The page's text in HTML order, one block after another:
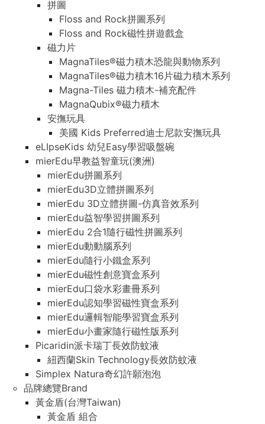
拼圖
Floss and Rock拼圖系列
Floss and Rock磁性拼遊戲盒
磁力片
MagnaTiles®磁力積木恐龍與動物系列
MagnaTiles®磁力積木16片磁力積木系列
Magna-Tiles 磁力積木-補充配件
MagnaQubix®磁力積木
安撫玩具
美國 Kids Preferred迪士尼款安撫玩具
eLIpseKids 幼兒Easy學習吸盤碗
mierEdu早教益智童玩(澳洲)
mierEdu拼圖系列
mierEdu3D立體拼圖系列
mierEdu 3D立體拼圖-仿真音效系列
mierEdu益智學習拼圖系列
mierEdu 2合1隨行磁性拼圖系列
mierEdu動動腦系列
mierEdu隨行小鐵盒系列
mierEdu磁性創意寶盒系列
mierEdu口袋水彩畫冊系列
mierEdu認知學習磁性寶盒系列
mierEdu邏輯智能學習寶盒系列
mierEdu小畫家隨行磁性版系列
Picaridin派卡瑞丁長效防蚊液
紐西蘭Skin Technology長效防蚊液
Simplex Natura奇幻許願泡泡
品牌總覽Brand
黃金盾(台灣Taiwan)
黃金盾 組合